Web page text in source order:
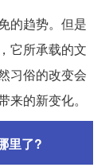
的趋势。但是
它所承载的文
习俗的改变会
的新变化。
里了?